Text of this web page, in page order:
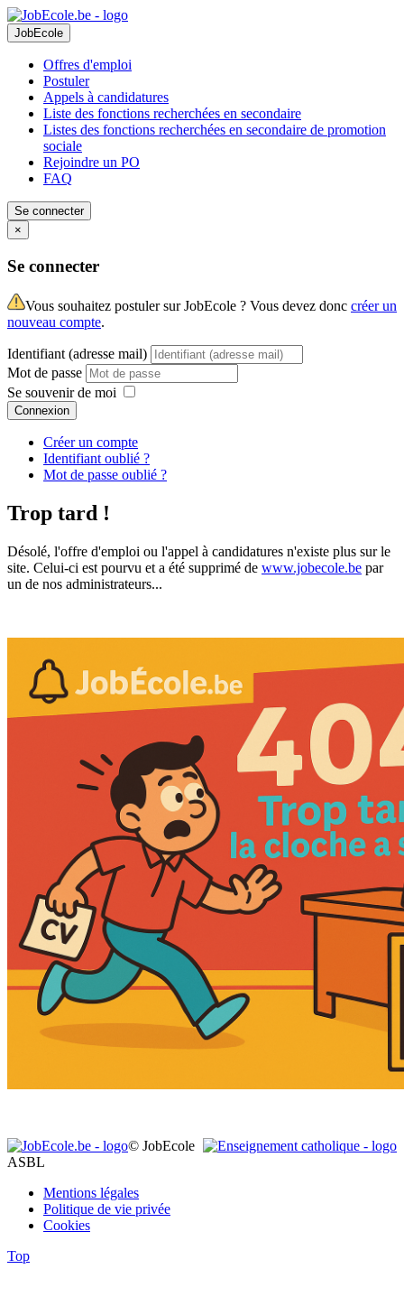
JobEcole
Offres d'emploi
Postuler
Appels à candidatures
Liste des fonctions recherchées en secondaire
Listes des fonctions recherchées en secondaire de promotion
sociale
Rejoindre un PO
FAQ
Se connecter
×
Se connecter
Vous souhaitez postuler sur JobEcole ? Vous devez donc créer un
nouveau compte.
Identifiant (adresse mail)
Mot de passe
Se souvenir de moi
Connexion
Créer un compte
Identifiant oublié ?
Mot de passe oublié ?
Trop tard !
Désolé, l'offre d'emploi ou l'appel à candidatures n'existe plus sur le
site. Celui-ci est pourvu et a été supprimé de www.jobecole.be par
un de nos administrateurs...
© JobEcole
ASBL
Mentions légales
Politique de vie privée
Cookies
Top